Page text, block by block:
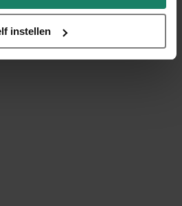
instellen